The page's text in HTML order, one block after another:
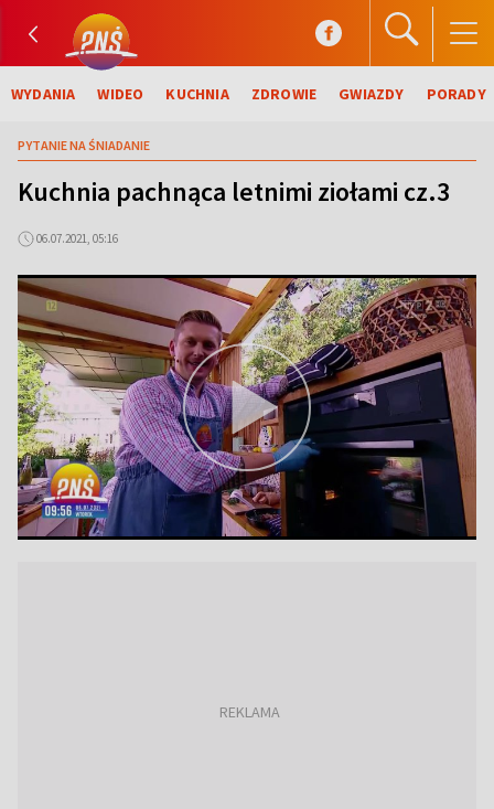
WYDANIA WIDEO KUCHNIA ZDROWIE GWIAZDY PORADY
PYTANIE NA ŚNIADANIE
Kuchnia pachnąca letnimi ziołami cz.3
06.07.2021, 05:16